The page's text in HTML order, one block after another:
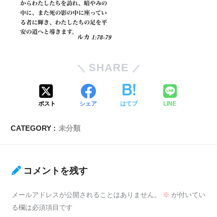
SHARE
ポスト シェア はてブ LINE
CATEGORY : 未分類
コメントを残す
メールアドレスが公開されることはありません。 ※ が付いてい
る欄は必須項目です